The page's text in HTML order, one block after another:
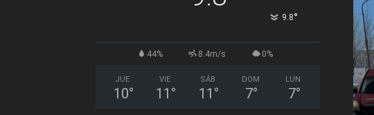
9.8°
44% 8.4m/s 0%
JUE
10°
VIE
11 °
SÁB
11 °
DOM
7°
LUN
7°